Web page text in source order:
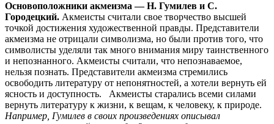
Основоположники акмеизма — Н. Гумилев и С.
Городецкий. Акмеисты считали свое творчество высшей
точкой достижения художественной правды. Представители
акмеизма не отрицали символизма, но были против того, что
символисты уделяли так много внимания миру таинственного
и непознанного. Акмеисты считали, что непознаваемое,
нельзя познать. Представители акмеизма стремились
освободить литературу от непонятностей, а хотели вернуть ей
ясность и доступность. Акмеисты старались всеми силами
вернуть литературу к жизни, к вещам, к человеку, к природе.
Например, Гумилев в своих произведениях описывал